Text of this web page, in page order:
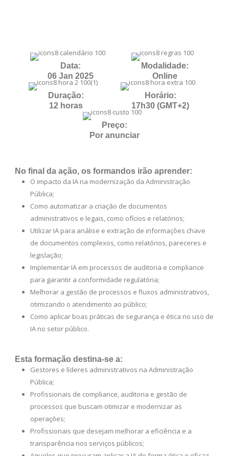
Data:
06 Jan 2025
Modalidade:
Online
Duração:
12 horas
Horário:
17h30 (GMT+2)
Preço:
Por anunciar
No final da ação, os formandos irão aprender:
O impacto da IA na modernização da Administração
Pública;
Como automatizar a criação de documentos
administrativos e legais, como ofícios e relatórios;
Utilizar IA para análise e extração de informações chave
de documentos complexos, como relatórios, pareceres e
legislação;
Implementar IA em processos de auditoria e compliance
para garantir a conformidade regulatória;
Melhorar a gestão de processos e fluxos administrativos,
otimizando o atendimento ao público;
Como aplicar boas práticas de segurança e ética no uso de
IA no setor público.
Esta formação destina-se a:
Gestores e líderes administrativos na Administração
Pública;
Profissionais de compliance, auditoria e gestão de
processos que buscam otimizar e modernizar as
operações;
Profissionais que desejam melhorar a eficiência e a
transparência nos serviços públicos;